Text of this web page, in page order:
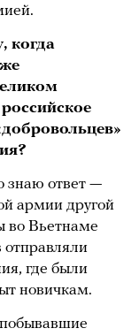
когда
знаю ответ —
армии другой
во Вьетнаме
где были
новичкам.